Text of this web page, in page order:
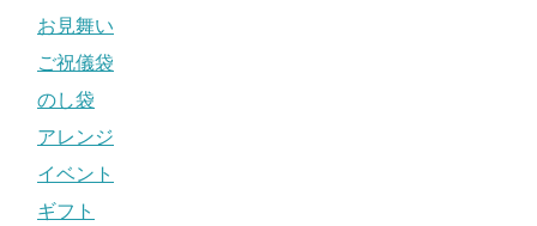
お見舞い
ご祝儀袋
のし袋
アレンジ
イベント
ギフト